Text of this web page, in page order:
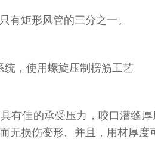
有矩形风管的三分之一。
统，使用螺旋压制楞筋工艺
有佳的承受压力，咬口潜缝
无损伤变形。并且，用材厚度